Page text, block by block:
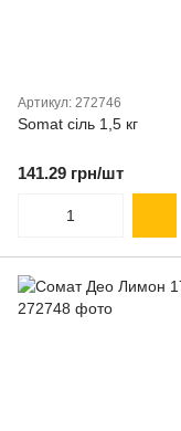
Артикул: 272746
Somat сіль 1,5 кг
141.29 грн/шт